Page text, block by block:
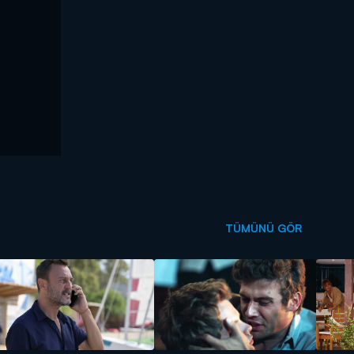
TÜMÜNÜ GÖR